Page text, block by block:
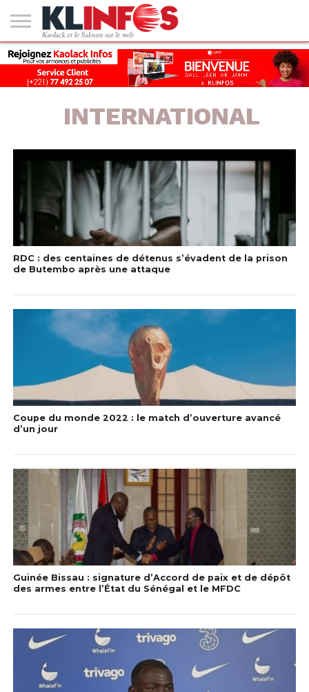
#2
(PAS
DE
TITRE)
KAOLACK
POLITIQUE
ECONOMIE
SOCIÉTÉ
CULTURE
PEOPLE
SPORT
SANTÉ
AFRIQUE
INTERNATIONAL
EMPLOI &
FORMATION
INTERNATIONAL
RDC : des centaines de détenus s’évadent de la prison
de Butembo après une attaque
Coupe du monde 2022 : le match d’ouverture avancé
d’un jour
Guinée Bissau : signature d’Accord de paix et de dépôt
des armes entre l’État du Sénégal et le MFDC